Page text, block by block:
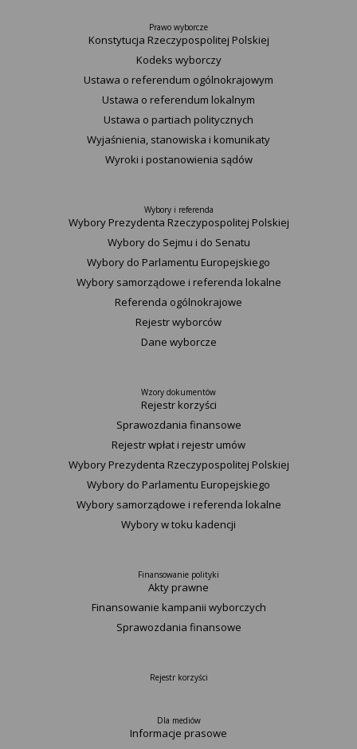
Prawo wyborcze
Konstytucja Rzeczypospolitej Polskiej​
Kodeks wyborczy
Ustawa o referendum ogólnokrajowym
Ustawa o referendum lokalnym
Ustawa o partiach politycznych
Wyjaśnienia, stanowiska i komunikaty
Wyroki i postanowienia sądów
Wybory i referenda
Wybory Prezydenta Rzeczypospolitej Polskiej
Wybory do Sejmu i do Senatu
Wybory do Parlamentu Europejskiego
Wybory samorządowe i referenda lokalne
Referenda ogólnokrajowe
Rejestr wyborców
Dane wyborcze
Wzory dokumentów
Rejestr korzyści
Sprawozdania finansowe
Rejestr wpłat i rejestr umów
Wybory Prezydenta Rzeczypospolitej Polskiej
Wybory do Parlamentu Europejskiego
Wybory samorządowe i referenda lokalne
Wybory w toku kadencji
Finansowanie polityki
Akty prawne
Finansowanie kampanii wyborczych
Sprawozdania finansowe
Rejestr korzyści
Dla mediów
Informacje prasowe